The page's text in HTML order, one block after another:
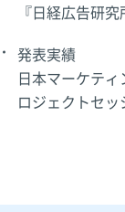
『日経広告研
発表実績
日本マーケテ
ロジェクトセ